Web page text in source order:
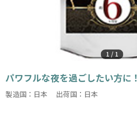
1 / 1
パワフルな夜を過ごしたい方に！
製造国：日本 出荷国：日本